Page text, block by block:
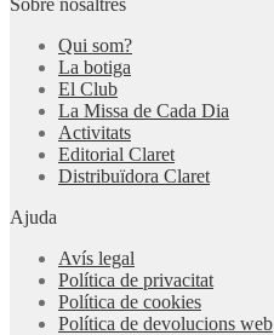
Qui som?
La botiga
El Club
La Missa de Cada Dia
Activitats
Editorial Claret
Distribuïdora Claret
Ajuda
Avís legal
Política de privacitat
Política de cookies
Política de devolucions web